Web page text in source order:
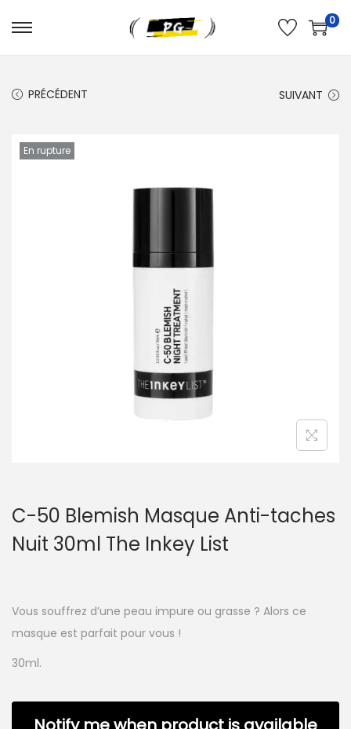
0
PRÉCÉDENT SUIVANT
En rupture
C-50 Blemish Masque Anti-taches
Nuit 30ml The Inkey List
Vous souffrez d’une peau impure ou grasse ? Alors ce
masque est parfait pour vous !
30ml.